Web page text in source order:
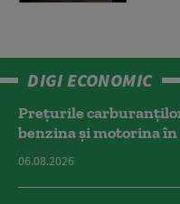
DIGI ECONOMIC
Prețurile
benzina și motorina în
06.08.2026